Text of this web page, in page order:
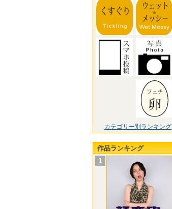
カテゴリー別ランキング
作品ランキング
1